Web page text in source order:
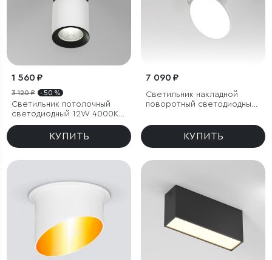
1 560 ₽
3 120 ₽ - 50 %
Светильник потолочный
светодиодный 12W 4000К
белый/чёрный
КУПИТЬ
7 090 ₽
Светильник накладной
поворотный светодиодный
КУПИТЬ